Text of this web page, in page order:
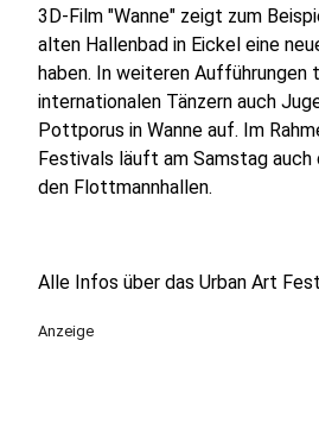
3D-Film "Wanne" zeigt zum
alten Hallenbad in Eickel eine
haben. In weiteren Aufführungen
internationalen Tänzern auch
Pottporus in Wanne auf. Im
Festivals läuft am Samstag
den Flottmannhallen.
Alle Infos über das Urban Art
Anzeige